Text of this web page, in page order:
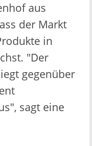
aus
der Markt
in
"Der
gegenüber
sagt eine